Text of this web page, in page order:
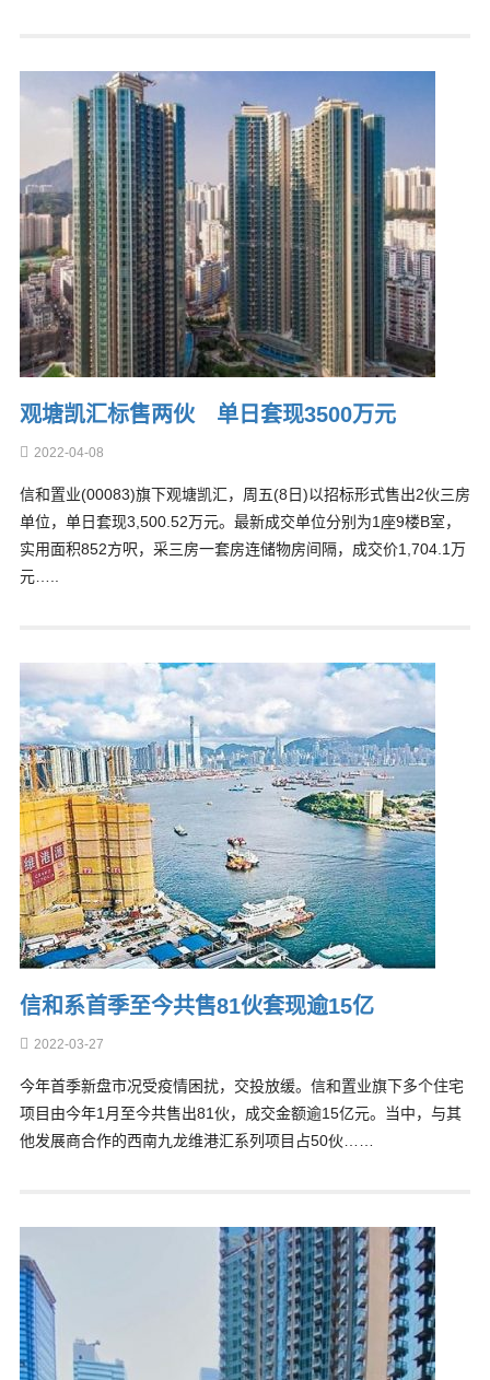
观塘凯汇标售两伙 单日套现3500万元
2022-04-08
信和置业(00083)旗下观塘凯汇，周五(8日)以招标形式售出2伙三房
单位，单日套现3,500.52万元。最新成交单位分别为1座9楼B室，
实用面积852方呎，采三房一套房连储物房间隔，成交价1,704.1万
元…..
信和系首季至今共售81伙套现逾15亿
2022-03-27
今年首季新盘市况受疫情困扰，交投放缓。信和置业旗下多个住宅
项目由今年1月至今共售出81伙，成交金额逾15亿元。当中，与其
他发展商合作的西南九龙维港汇系列项目占50伙……